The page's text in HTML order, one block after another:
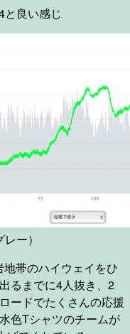
良い感じ
ー）
帯のハイウェイをひ
るまでに4人抜き、2
ードでたくさんの応援
色Tシャツのチームが